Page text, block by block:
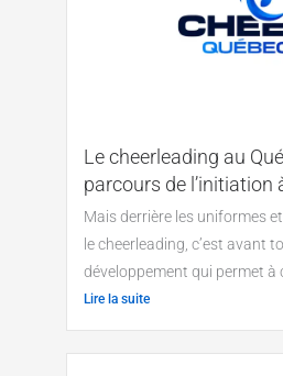
Le cheerleading au
parcours de l’initiation
Mais derrière les uniformes
le cheerleading, c’est avant
développement qui permet à
Lire la suite